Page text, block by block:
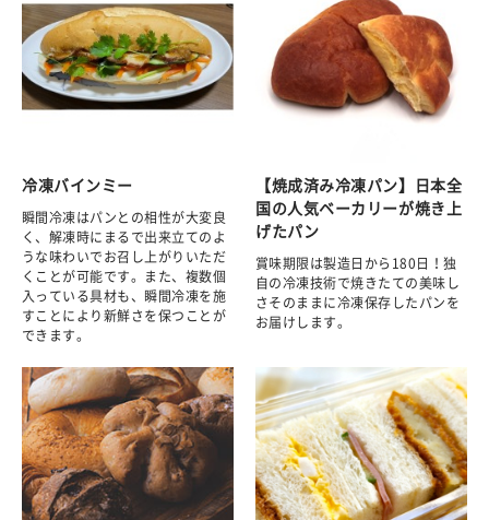
冷凍バインミー
瞬間冷凍はパンとの相性が大変良
く、解凍時にまるで出来立てのよ
うな味わいでお召し上がりいただ
くことが可能です。また、複数個
入っている具材も、瞬間冷凍を施
すことにより新鮮さを保つことが
できます。
【焼成済み冷凍パン】日本全
国の人気ベーカリーが焼き上
げたパン
賞味期限は製造日から180日！独
自の冷凍技術で焼きたての美味し
さそのままに冷凍保存したパンを
お届けします。